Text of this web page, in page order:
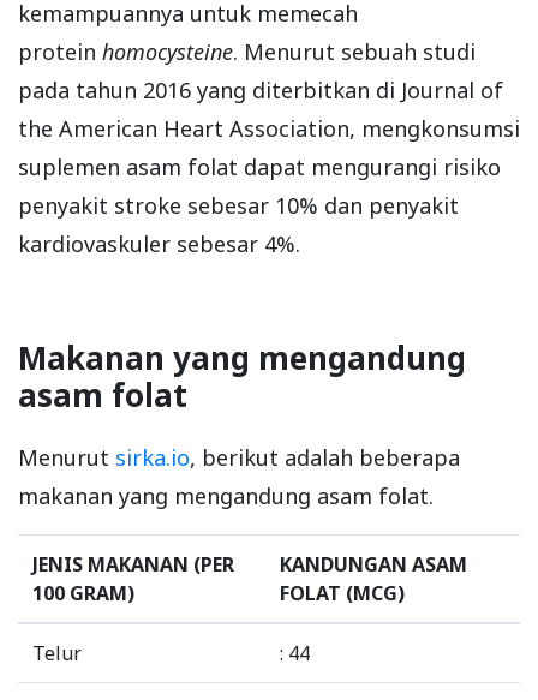
kemampuannya untuk memecah
protein homocysteine. Menurut sebuah studi
pada tahun 2016 yang diterbitkan di Journal of
the American Heart Association, mengkonsumsi
suplemen asam folat dapat mengurangi risiko
penyakit stroke sebesar 10% dan penyakit
kardiovaskuler sebesar 4%.
Makanan yang mengandung
asam folat
Menurut sirka.io, berikut adalah beberapa
makanan yang mengandung asam folat.
JENIS MAKANAN (PER
100 GRAM)
KANDUNGAN ASAM
FOLAT (MCG)
Telur : 44